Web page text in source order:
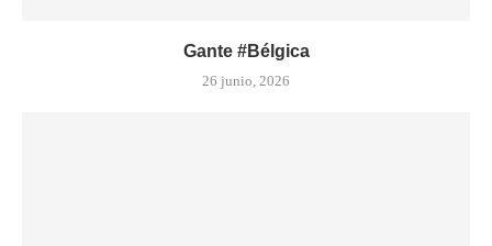
Gante #Bélgica
26 junio, 2026